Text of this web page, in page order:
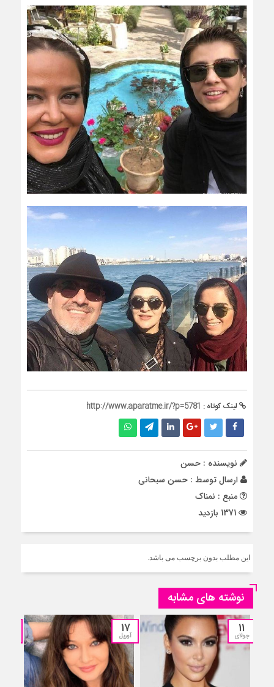
لینک کوتاه : http://www.aparatme.ir/?p=5781
نویسنده : حسن
ارسال توسط : حسن سبحانی
منبع : نمناک
این مطلب بدون برچسب می باشد.
نوشته های مشابه
11
جولای 17
آوریل